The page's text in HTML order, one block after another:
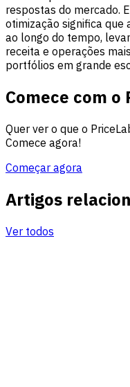
respostas do mercado.
otimização significa que
ao longo do tempo,
receita e operações
portfólios em grande
Comece com o
Quer ver o que o
Comece agora!
Começar agora
Artigos
Ver todos